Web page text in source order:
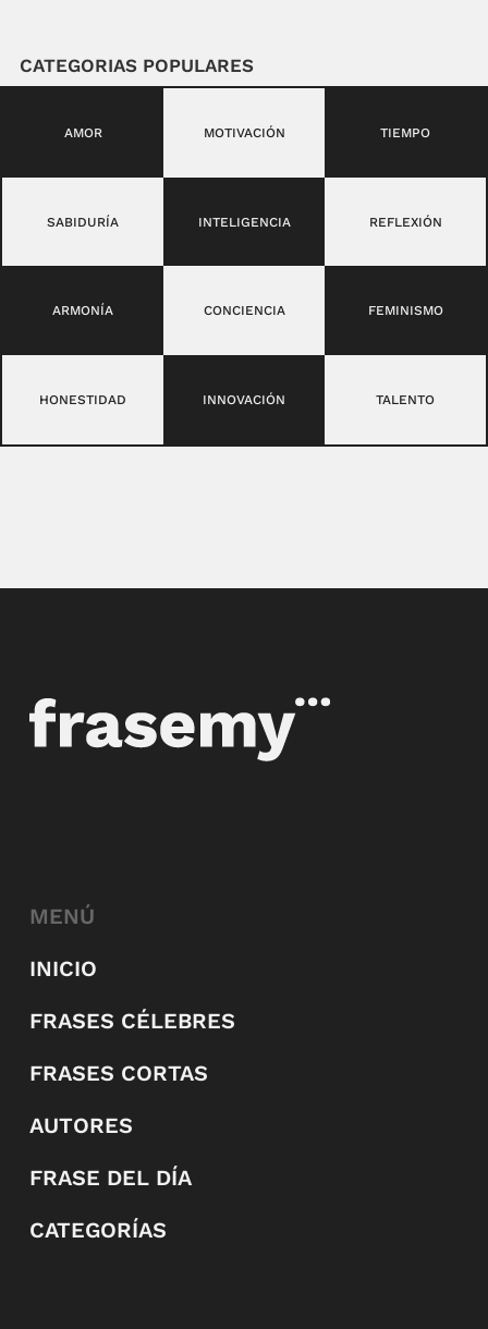
CATEGORIAS POPULARES
AMOR MOTIVACIÓN TIEMPO
SABIDURÍA INTELIGENCIA REFLEXIÓN
ARMONÍA CONCIENCIA FEMINISMO
HONESTIDAD INNOVACIÓN TALENTO
MENÚ
INICIO
FRASES CÉLEBRES
FRASES CORTAS
AUTORES
FRASE DEL DÍA
CATEGORÍAS